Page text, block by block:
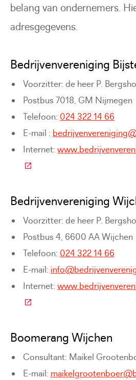
belang van ondernemers.
adresgegevens.
Bedrijvenvereniging
Voorzitter: de heer P.
Postbus 7018, GM Nijmegen
Telefoon: 024 322 14 66
E-mail :
Internet:
(Deze link gaat naar een
Bedrijvenvereniging
Voorzitter: de heer P.
Postbus 4, 6600 AA Wijchen
Telefoon: 024 322 14 66
E-mail:
Internet:
(Deze link gaat naar een
Boomerang Wijchen
Consultant: Maikel
E-mail: